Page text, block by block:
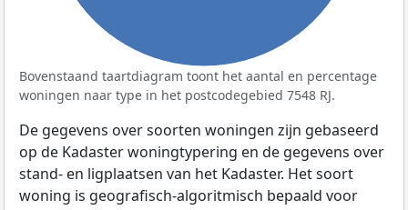
Bovenstaand taartdiagram toont het aantal en percentage
woningen naar type in het postcodegebied 7548 RJ.
De gegevens over soorten woningen zijn gebaseerd
op de Kadaster woningtypering en de gegevens over
stand- en ligplaatsen van het Kadaster. Het soort
woning is geografisch-algoritmisch bepaald voor